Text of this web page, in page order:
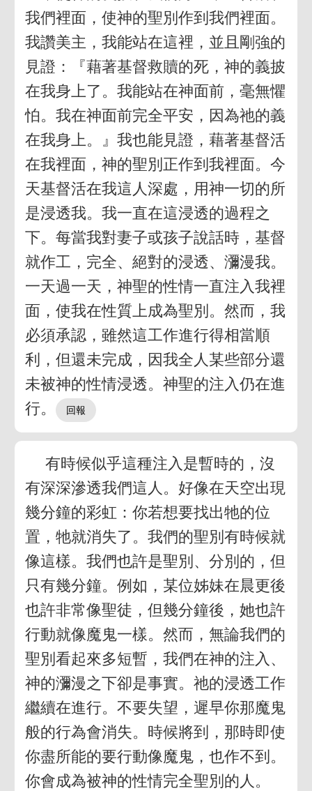
我們裡面，使神的聖別作到我們裡面。
我讚美主，我能站在這裡，並且剛強的
見證：『藉著基督救贖的死，神的義披
在我身上了。我能站在神面前，毫無懼
怕。我在神面前完全平安，因為祂的義
在我身上。』我也能見證，藉著基督活
在我裡面，神的聖別正作到我裡面。今
天基督活在我這人深處，用神一切的所
是浸透我。我一直在這浸透的過程之
下。每當我對妻子或孩子說話時，基督
就作工，完全、絕對的浸透、瀰漫我。
一天過一天，神聖的性情一直注入我裡
面，使我在性質上成為聖別。然而，我
必須承認，雖然這工作進行得相當順
利，但還未完成，因我全人某些部分還
未被神的性情浸透。神聖的注入仍在進
行。
有時候似乎這種注入是暫時的，沒
有深深滲透我們這人。好像在天空出現
幾分鐘的彩虹：你若想要找出牠的位
置，牠就消失了。我們的聖別有時候就
像這樣。我們也許是聖別、分別的，但
只有幾分鐘。例如，某位姊妹在晨更後
也許非常像聖徒，但幾分鐘後，她也許
行動就像魔鬼一樣。然而，無論我們的
聖別看起來多短暫，我們在神的注入、
神的瀰漫之下卻是事實。祂的浸透工作
繼續在進行。不要失望，遲早你那魔鬼
般的行為會消失。時候將到，那時即使
你盡所能的要行動像魔鬼，也作不到。
你會成為被神的性情完全聖別的人。